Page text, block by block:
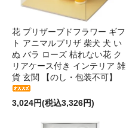
花 プリザーブドフラワー ギフ
ト アニマルプリザ 柴犬 犬 い
ぬ バラ ローズ 枯れない花 ク
リアケース付き インテリア 雑
貨 玄関 【のし・包装不可】
3,024円(税込3,326円)